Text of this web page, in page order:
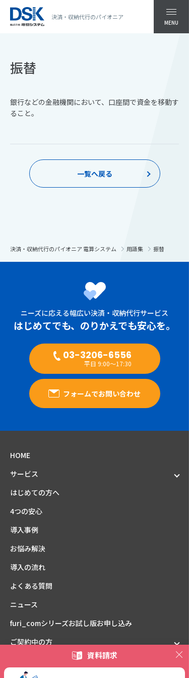
決済・収納代行のパイオニア
MENU
振替
銀行などの金融機関において、口座間で資金を移動す
ること。
一覧へ戻る
決済・収納代行のパイオニア 電算システム 用語集 振替
ニーズに応える幅広い決済・収納代行サービス
はじめてでも、のりかえでも安心を。
03-3206-6556
平日 9:00～17:30
フォームでお問い合わせ
HOME
サービス
はじめての方へ
4つの安心
導入事例
お悩み解決
導入の流れ
よくある質問
ニュース
furi_comシリーズお試し版お申し込み
ご契約中の方
資料請求